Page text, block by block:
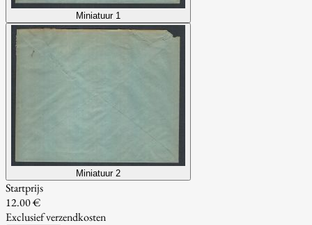
Miniatuur 1
Miniatuur 2
Startprijs
12.00 €
Exclusief verzendkosten